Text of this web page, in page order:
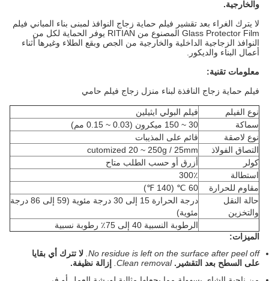
والخارجية.
لا يترك الغراء بعد تقشير فيلم حماية زجاج النوافذ لمبنى بناء المباني فيلم
Glass Protector Film المصنوع من RITIAN يوفر الحماية لكل من
النوافذ الزجاجية الداخلية والخارجية من الجص وبقع الطلاء وغيرها أثناء
أعمال البناء والديكور.
معلومات تقنية:
فيلم حماية زجاج النافذة لبناء منزل زجاج فيلم حامي
نوع الفيلم
فيلم البولي ايثيلين
سماكة
30 ~ 150 ميكرون (0.03 ~ 0.15 مم)
نوع لاصقة
قائم على المذيبات
التصاق الفولاذ
cutomized 20 ~ 250g / 25mm
كولر
أزرق أو حسب الطلب متاح
استطالة
300٪
مقاوم للحرارة
60 ℃ (140 ℉)
حالة النقل
والتخزين
درجة الحرارة 15 إلى 30 درجة مئوية (59 إلى 86 درجة
مئوية)
الرطوبة النسبية 40 إلى 75٪ رطوبة نسبية
الميزات:
No residue is left on the surface after peel off.
لا تترك أي بقايا
على السطح بعد التقشير. Clean removal.
إزالة نظيفة.